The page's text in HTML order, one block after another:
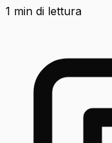
1 min di lettura